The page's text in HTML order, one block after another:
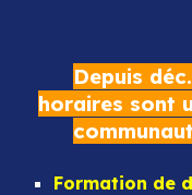
Depuis
horaires sont
Formation de